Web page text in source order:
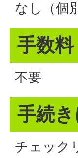
なし（個
手数料
不要
手続
チェック